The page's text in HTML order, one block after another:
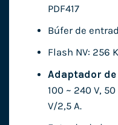
PDF417
Búfer de
Flash NV: 256
Adaptador
100 ~ 240 V,
V/2,5 A.